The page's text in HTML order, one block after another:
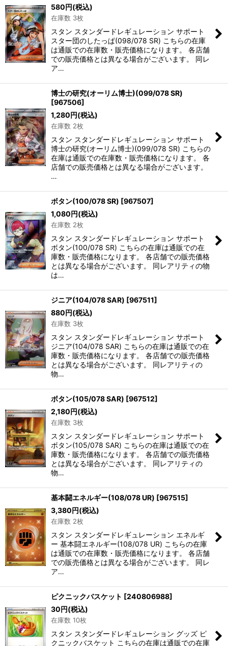
580円(税込)
在庫数 3枚
スタン スタンダードレギュレーション サポート
スター団のしたっぱ(098/078 SR) こちらの在庫
は通販での在庫数・販売価格になります。 各店舗
での販売価格とは異なる場合がございます。 同レ
ア…
博士の研究(オーリム博士)(099/078 SR)
[967506]
1,280円(税込)
在庫数 2枚
スタン スタンダードレギュレーション サポート
博士の研究(オーリム博士)(099/078 SR) こちらの
在庫は通販での在庫数・販売価格になります。 各
店舗での販売価格とは異なる場合がございます。
…
ボタン(100/078 SR) [967507]
1,080円(税込)
在庫数 2枚
スタン スタンダードレギュレーション サポート
ボタン(100/078 SR) こちらの在庫は通販での在
庫数・販売価格になります。 各店舗での販売価格
とは異なる場合がございます。 同レアリティの物
は…
ジニア(104/078 SAR) [967511]
880円(税込)
在庫数 3枚
スタン スタンダードレギュレーション サポート
ジニア(104/078 SAR) こちらの在庫は通販での在
庫数・販売価格になります。 各店舗での販売価格
とは異なる場合がございます。 同レアリティの
物…
ボタン(105/078 SAR) [967512]
2,180円(税込)
在庫数 3枚
スタン スタンダードレギュレーション サポート
ボタン(105/078 SAR) こちらの在庫は通販での在
庫数・販売価格になります。 各店舗での販売価格
とは異なる場合がございます。 同レアリティの
物…
基本闘エネルギー(108/078 UR) [967515]
3,380円(税込)
在庫数 2枚
スタン スタンダードレギュレーション エネルギ
ー 基本闘エネルギー(108/078 UR) こちらの在庫
は通販での在庫数・販売価格になります。 各店舗
での販売価格とは異なる場合がございます。 同レ
ア…
ピクニックバスケット [240806988]
30円(税込)
在庫数 10枚
スタン スタンダードレギュレーション グッズ ピ
クニックバスケット こちらの在庫は通販での在庫